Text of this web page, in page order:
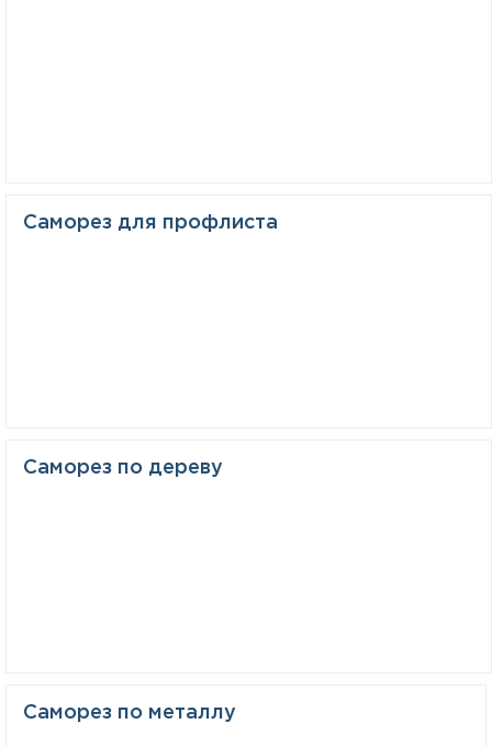
Саморез для профлиста
Саморез по дереву
Саморез по металлу